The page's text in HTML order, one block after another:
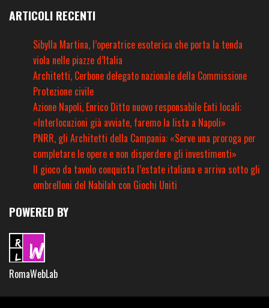
ARTICOLI RECENTI
Sibylla Martina, l’operatrice esoterica che porta la tenda
viola nelle piazze d’Italia
Architetti, Cerbone delegato nazionale della Commissione
Protezione civile
Azione Napoli, Enrico Ditto nuovo responsabile Enti locali:
«Interlocuzioni già avviate, faremo la lista a Napoli»
PNRR, gli Architetti della Campania: «Serve una proroga per
completare le opere e non disperdere gli investimenti»
Il gioco da tavolo conquista l’estate italiana e arriva sotto gli
ombrelloni del Nabilah con Giochi Uniti
POWERED BY
RomaWebLab